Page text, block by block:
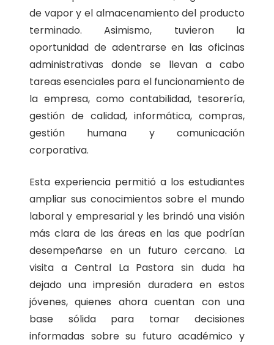
de vapor y el almacenamiento del producto
terminado. Asimismo, tuvieron la
oportunidad de adentrarse en las oficinas
administrativas donde se llevan a cabo
tareas esenciales para el funcionamiento de
la empresa, como contabilidad, tesorería,
gestión de calidad, informática, compras,
gestión humana y comunicación
corporativa.
Esta experiencia permitió a los estudiantes
ampliar sus conocimientos sobre el mundo
laboral y empresarial y les brindó una visión
más clara de las áreas en las que podrían
desempeñarse en un futuro cercano. La
visita a Central La Pastora sin duda ha
dejado una impresión duradera en estos
jóvenes, quienes ahora cuentan con una
base sólida para tomar decisiones
informadas sobre su futuro académico y